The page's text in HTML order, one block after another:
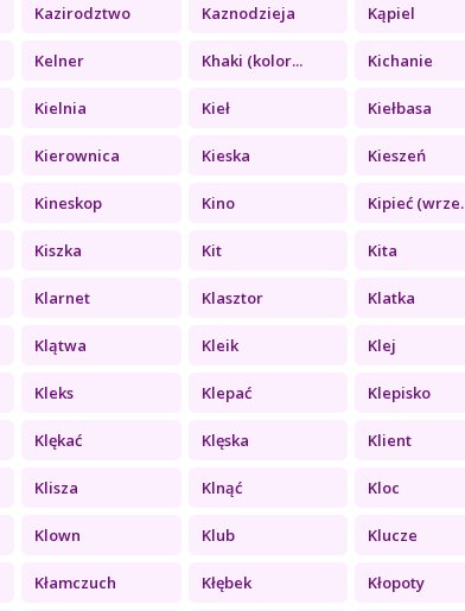
Kazirodztwo Kaznodzieja Kąpiel
Kelner Khaki (kolor... Kichanie
Kielnia Kieł Kiełbasa
Kierownica Kieska Kieszeń
Kineskop Kino Kipieć
Kiszka Kit Kita
Klarnet Klasztor Klatka
Klątwa Kleik Klej
Kleks Klepać Klepisko
Klękać Klęska Klient
Klisza Klnąć Kloc
Klown Klub Klucze
Kłamczuch Kłębek Kłopoty